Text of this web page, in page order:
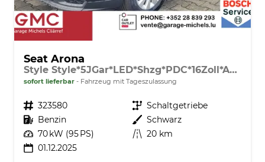
Seat Arona
Style Style*5JGar*LED*Shzg*PDC*16Zoll*ACA*
sofort lieferbar Fahrzeug mit Tageszulassung
Fahrzeugnr. 323580 Getriebe Schaltgetriebe
Kraftstoff Benzin Außenfarbe Schwarz
Leistung 70 kW (95 PS) Kilometerstand 20 km
01.12.2025